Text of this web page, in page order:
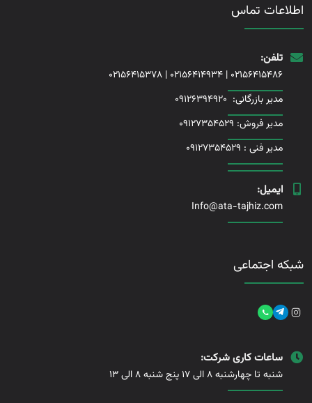
اطلاعات تماس
تلفن:
02156415486
|
02156414934
|
02156415378
مدیر بازرگانی: 09126394920
مدیر فروش: 09127354529
مدیر فنی : 09127354529
ایمیل:
Info@ata-tajhiz.com
شبکه اجتماعی
ساعات کاری شرکت:
شنبه تا چهارشنبه 8 الی 17 پنج شنبه 8 الی 13